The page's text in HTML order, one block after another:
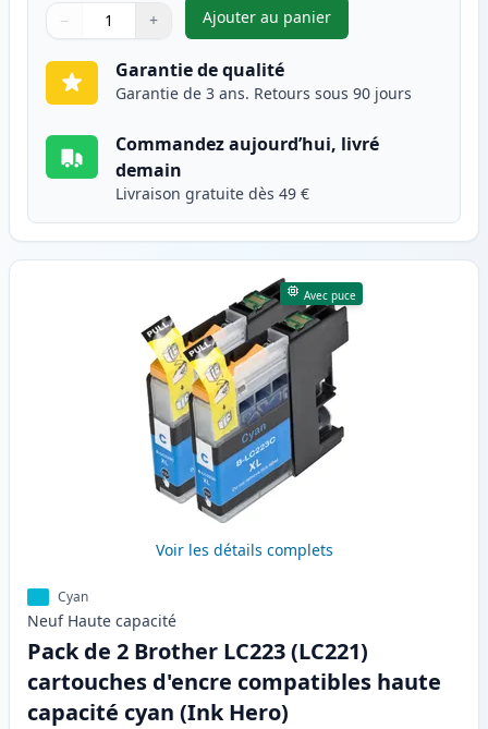
Quantité
Utilisez les boutons pour ajuster
− +
Quantité
Ajouter au panier
,Pack de 2 Brother LC223
Garantie de qualité
Garantie de 3 ans. Retours sous 90 jours
Commandez aujourd’hui, livré
demain
Livraison gratuite dès 49 €
Avec puce
Voir les détails complets
Cyan
Neuf Haute capacité
Pack de 2 Brother LC223 (LC221)
cartouches d'encre compatibles haute
capacité cyan (Ink Hero)